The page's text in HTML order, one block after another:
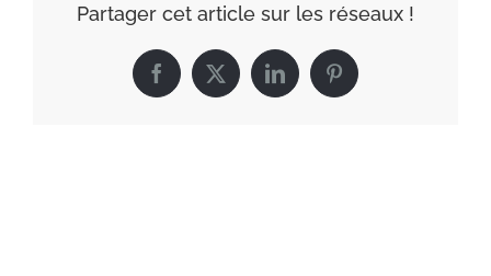
Partager cet article sur les réseaux !
Facebook
X LinkedInPinterest